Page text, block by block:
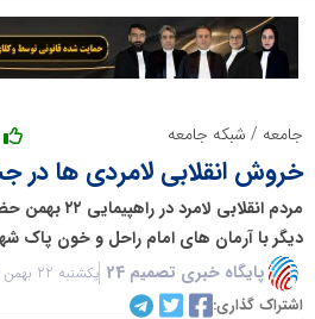
جامعه / شبکه جامعه
خروش انقلابی لامردی ها در جشن
مردم انقلابی
دیگر با آرمان های امام راحل و خون پاک
پایگاه خبری تصمیم 24
یکشنبه 22 بهمن 1402 - 22:47
اشتراک گذاری: